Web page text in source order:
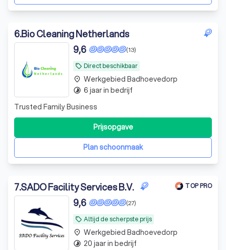
6.Bio Cleaning Netherlands
local_offer Direct beschikbaar
(13)
9,6
Trusted Family Business
Plan schoonmaak
Prijsopgave
place Werkgebied Badhoevedorp
timelapse 6 jaar in bedrijf
7.SADO Facility Services B.V. TOP PRO
local_offer Altijd de scherpste prijs
(27)
9,6
place Werkgebied Badhoevedorp
timelapse 20 jaar in bedrijf